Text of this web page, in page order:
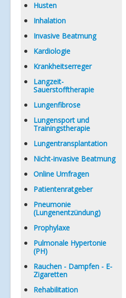
Husten
Inhalation
Invasive Beatmung
Kardiologie
Krankheitserreger
Langzeit-
Sauerstofftherapie
Lungenfibrose
Lungensport und
Trainingstherapie
Lungentransplantation
Nicht-invasive Beatmung
Online Umfragen
Patientenratgeber
Pneumonie
(Lungenentzündung)
Prophylaxe
Pulmonale Hypertonie
(PH)
Rauchen - Dampfen - E-
Zigaretten
Rehabilitation